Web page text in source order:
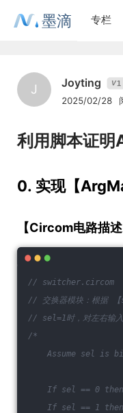
墨滴 专栏
J Joyting V1
2025/02/28
利用脚本证
0. 实现【
【Circom电路描述
// switcher.circom
// 交换器模块：根据
// sel=1时，对左右输
/*
Assume sel is
If sel == 0 then
If sel == 1 then